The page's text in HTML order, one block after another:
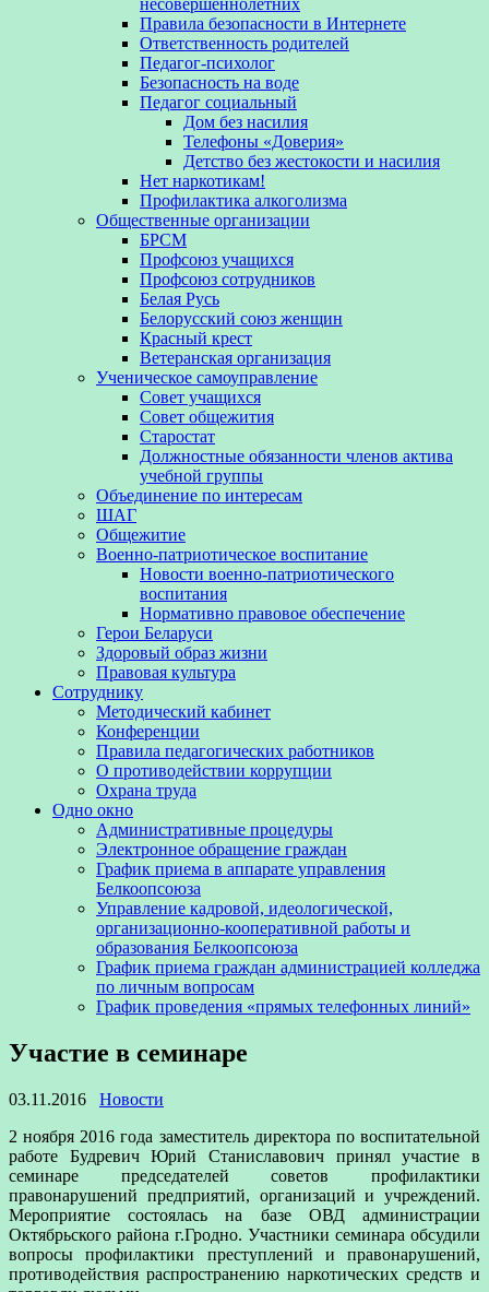
несовершеннолетних
Правила безопасности в Интернете
Ответственность родителей
Педагог-психолог
Безопасность на воде
Педагог социальный
Дом без насилия
Телефоны «Доверия»
Детство без жестокости и насилия
Нет наркотикам!
Профилактика алкоголизма
Общественные организации
БРСМ
Профсоюз учащихся
Профсоюз сотрудников
Белая Русь
Белорусский союз женщин
Красный крест
Ветеранская организация
Ученическое самоуправление
Совет учащихся
Совет общежития
Старостат
Должностные обязанности членов актива
учебной группы
Объединение по интересам
ШАГ
Общежитие
Военно-патриотическое воспитание
Новости военно-патриотического
воспитания
Нормативно правовое обеспечение
Герои Беларуси
Здоровый образ жизни
Правовая культура
Сотруднику
Методический кабинет
Конференции
Правила педагогических работников
О противодействии коррупции
Охрана труда
Одно окно
Административные процедуры
Электронное обращение граждан
График приема в аппарате управления
Белкоопсоюза
Управление кадровой, идеологической,
организационно-кооперативной работы и
образования Белкоопсоюза
График приема граждан администрацией колледжа
по личным вопросам
График проведения «прямых телефонных линий»
Участие в семинаре
03.11.2016
Новости
2 ноября 2016 года заместитель директора по воспитательной
работе Будревич Юрий Станиславович принял участие в
семинаре председателей советов профилактики
правонарушений предприятий, организаций и учреждений.
Мероприятие состоялась на базе ОВД администрации
Октябрьского района г.Гродно. Участники семинара обсудили
вопросы профилактики преступлений и правонарушений,
противодействия распространению наркотических средств и